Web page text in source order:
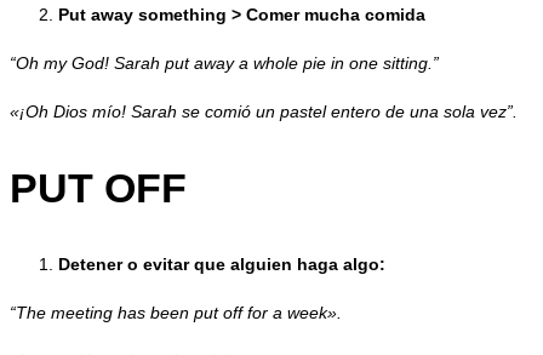
Put away something > Comer mucha comida
“Oh my God! Sarah put away a whole pie in one sitting.”
«¡Oh Dios mío! Sarah se comió un pastel entero de una sola vez”.
PUT OFF
Detener o evitar que alguien haga algo:
“The meeting has been put off for a week».